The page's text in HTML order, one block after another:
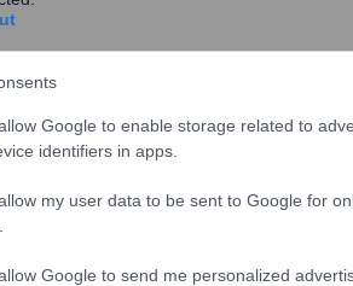
Google to enable storage related to
identifiers in apps.
my user data to be sent to Google for
Google to send me personalized